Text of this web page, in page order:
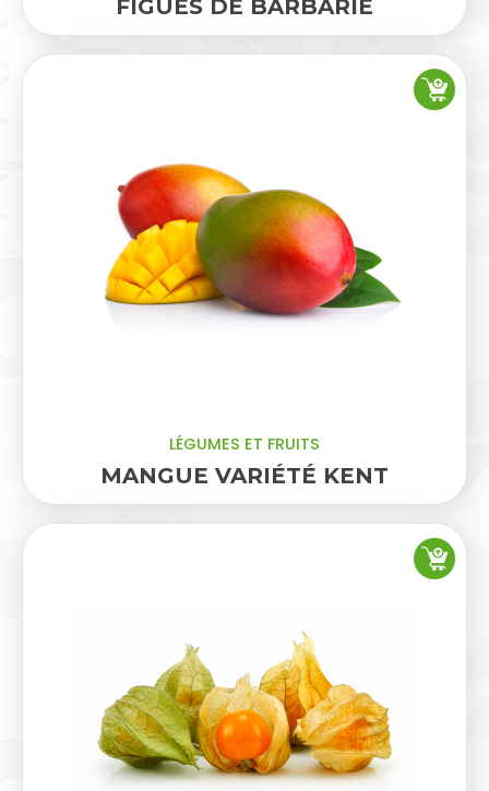
FIGUES DE BARBARIE
LÉGUMES ET FRUITS
MANGUE VARIÉTÉ KENT